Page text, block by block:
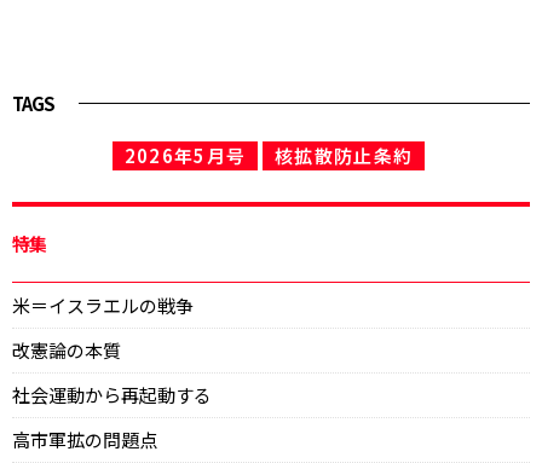
TAGS
2026年5月号 核拡散防止条約
特集
米＝イスラエルの戦争
改憲論の本質
社会運動から再起動する
高市軍拡の問題点